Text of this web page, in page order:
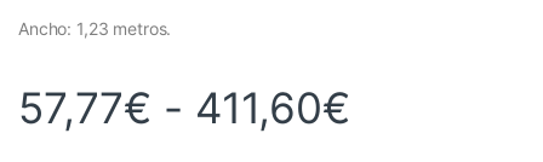
Ancho: 1,23 metros.
57,77€ - 411,60€